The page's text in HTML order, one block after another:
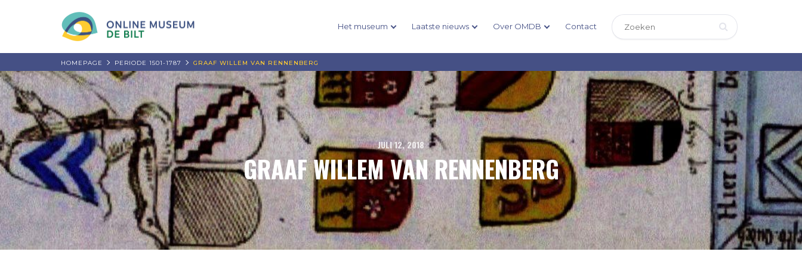
Het museum Laatste nieuws Over OMDB Contact
HOMEPAGE PERIODE 1501-1787 GRAAF WILLEM VAN RENNENBERG
JULI 12, 2018
GRAAF WILLEM VAN RENNENBERG